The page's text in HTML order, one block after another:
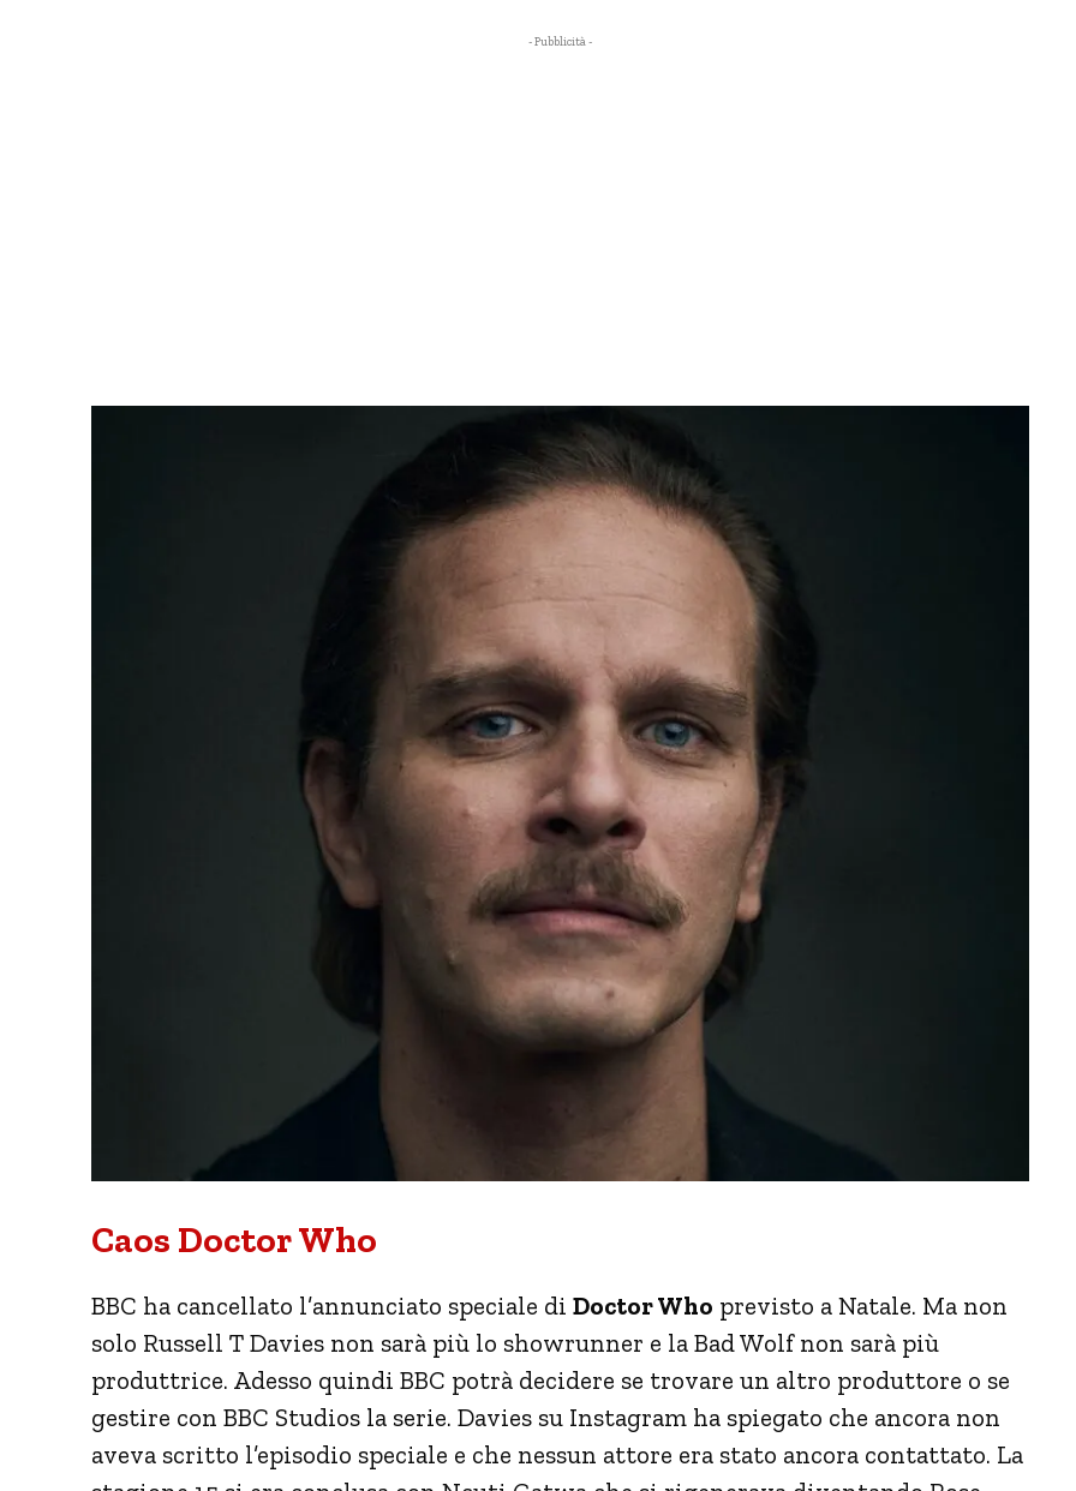
- Pubblicità -
Caos Doctor Who
BBC ha cancellato l’annunciato speciale di Doctor Who previsto a Natale. Ma non
solo Russell T Davies non sarà più lo showrunner e la Bad Wolf non sarà più
produttrice. Adesso quindi BBC potrà decidere se trovare un altro produttore o se
gestire con BBC Studios la serie. Davies su Instagram ha spiegato che ancora non
aveva scritto l’episodio speciale e che nessun attore era stato ancora contattato. La